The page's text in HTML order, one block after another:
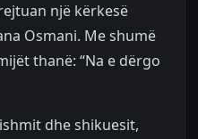
një kërkesë
Osmani. Me shumë
thanë: “Na e dërgo
dhe shikuesit,